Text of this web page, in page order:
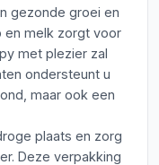
gezonde groei en
en melk zorgt voor
met plezier zal
ondersteunt u
maar ook een
plaats en zorg
Deze verpakking